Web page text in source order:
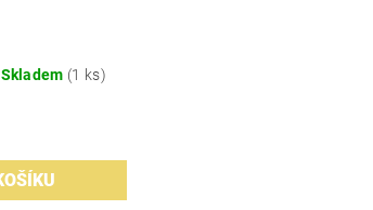
Skladem (1 ks)